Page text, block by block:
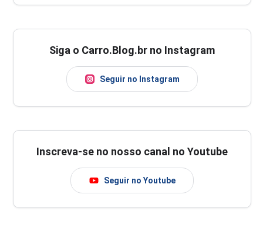
Siga o Carro.Blog.br no Instagram
Seguir no Instagram
Inscreva-se no nosso canal no Youtube
Seguir no Youtube